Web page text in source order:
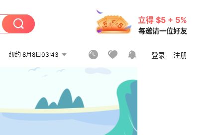
立得 $5 + 5%
每邀请一位好友
纽约 8月8日03:43 登录 注册